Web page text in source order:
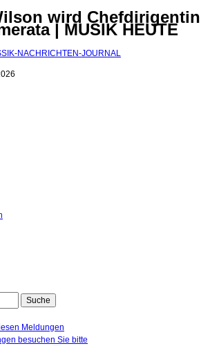
wird Chefdirigentin
| MUSIK HEUTE
Meldungen
besuchen Sie bitte